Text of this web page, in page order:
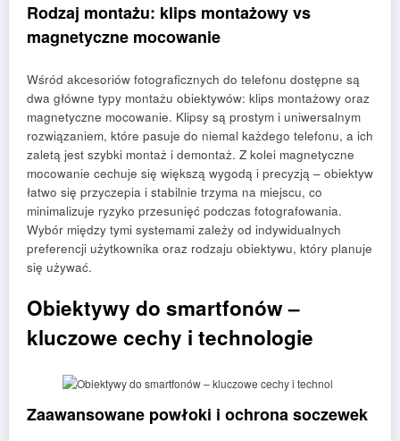
Rodzaj montażu: klips montażowy vs
magnetyczne mocowanie
Wśród akcesoriów fotograficznych do telefonu dostępne są
dwa główne typy montażu obiektywów: klips montażowy oraz
magnetyczne mocowanie. Klipsy są prostym i uniwersalnym
rozwiązaniem, które pasuje do niemal każdego telefonu, a ich
zaletą jest szybki montaż i demontaż. Z kolei magnetyczne
mocowanie cechuje się większą wygodą i precyzją – obiektyw
łatwo się przyczepia i stabilnie trzyma na miejscu, co
minimalizuje ryzyko przesunięć podczas fotografowania.
Wybór między tymi systemami zależy od indywidualnych
preferencji użytkownika oraz rodzaju obiektywu, który planuje
się używać.
Obiektywy do smartfonów –
kluczowe cechy i technologie
Zaawansowane powłoki i ochrona soczewek